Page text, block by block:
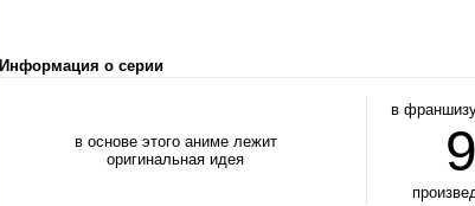
Информация о серии
в основе этого аниме лежит
оригинальная идея
в
9